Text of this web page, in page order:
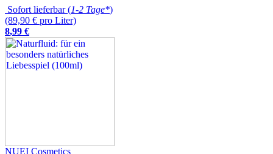
Sofort lieferbar (1-2 Tage*)
(89,90 € pro Liter)
8,99 €
NUEI Cosmetics